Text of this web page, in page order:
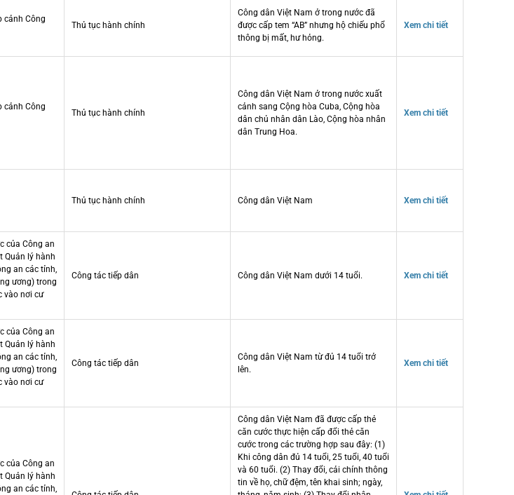
cảnh Công
Thủ tục hành chính
Công dân Việt Nam ở trong nước đã
được cấp tem “AB” nhưng hộ chiếu phổ
thông bị mất, hư hỏng.
Xem chi tiết
cảnh Công
Thủ tục hành chính
Công dân Việt Nam ở trong nước xuất
cảnh sang Cộng hòa Cuba, Cộng hòa
dân chủ nhân dân Lào, Cộng hòa nhân
dân Trung Hoa.
Xem chi tiết
Thủ tục hành chính Công dân Việt Nam Xem chi tiết
của Công an
Quản lý hành
an các tỉnh,
ương) trong
vào nơi cư
Công tác tiếp dân Công dân Việt Nam dưới 14 tuổi. Xem chi tiết
của Công an
Quản lý hành
an các tỉnh,
ương) trong
vào nơi cư
Công tác tiếp dân
Công dân Việt Nam từ đủ 14 tuổi trở
lên.
Xem chi tiết
của Công an
Quản lý hành
an các tỉnh,
Công dân Việt Nam đã được cấp thẻ
căn cước thực hiện cấp đổi thẻ căn
cước trong các trường hợp sau đây: (1)
Khi công dân đủ 14 tuổi, 25 tuổi, 40 tuổi
và 60 tuổi. (2) Thay đổi, cải chính thông
tin về họ, chữ đệm, tên khai sinh; ngày,